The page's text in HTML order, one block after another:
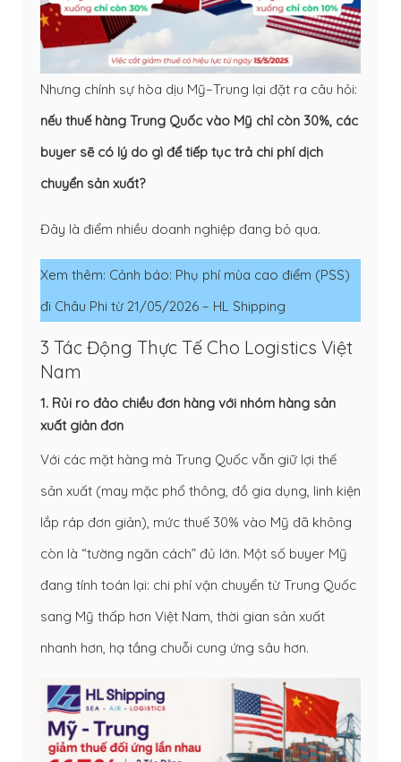
Nhưng chính sự hòa dịu Mỹ–Trung lại đặt ra câu hỏi:
nếu thuế hàng Trung Quốc vào Mỹ chỉ còn 30%, các
buyer sẽ có lý do gì để tiếp tục trả chi phí dịch
chuyển sản xuất?
Đây là điểm nhiều doanh nghiệp đang bỏ qua.
Xem thêm: Cảnh báo: Phụ phí mùa cao điểm (PSS)
đi Châu Phi từ 21/05/2026 – HL Shipping
3 Tác Động Thực Tế Cho Logistics Việt
Nam
1. Rủi ro đảo chiều đơn hàng với nhóm hàng sản
xuất giản đơn
Với các mặt hàng mà Trung Quốc vẫn giữ lợi thế
sản xuất (may mặc phổ thông, đồ gia dụng, linh kiện
lắp ráp đơn giản), mức thuế 30% vào Mỹ đã không
còn là “tường ngăn cách” đủ lớn. Một số buyer Mỹ
đang tính toán lại: chi phí vận chuyển từ Trung Quốc
sang Mỹ thấp hơn Việt Nam, thời gian sản xuất
nhanh hơn, hạ tầng chuỗi cung ứng sâu hơn.